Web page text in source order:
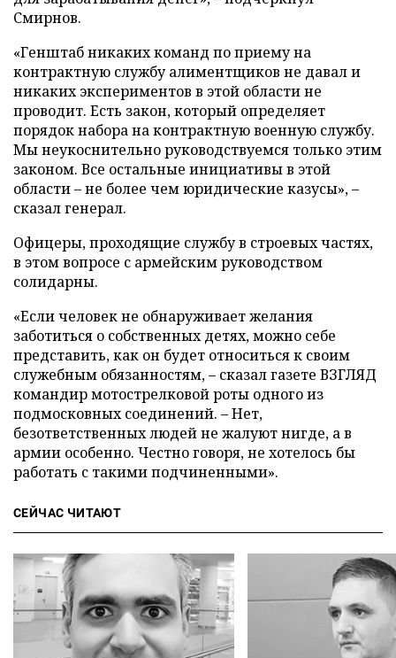
Смирнов.
«Генштаб никаких команд по приему на
контрактную службу алиментщиков не давал и
никаких экспериментов в этой области не
проводит. Есть закон, который определяет
порядок набора на контрактную военную службу.
Мы неукоснительно руководствуемся только этим
законом. Все остальные инициативы в этой
области – не более чем юридические казусы», –
сказал генерал.
Офицеры, проходящие службу в строевых частях,
в этом вопросе с армейским руководством
солидарны.
«Если человек не обнаруживает желания
заботиться о собственных детях, можно себе
представить, как он будет относиться к своим
служебным обязанностям, – сказал газете ВЗГЛЯД
командир мотострелковой роты одного из
подмосковных соединений. – Нет,
безответственных людей не жалуют нигде, а в
армии особенно. Честно говоря, не хотелось бы
работать с такими подчиненными».
СЕЙЧАС ЧИТАЮТ